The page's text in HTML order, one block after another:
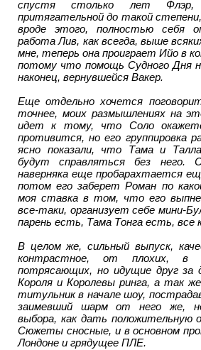
спустя столько лет Флэр,
притягательной до такой
вроде этого, полностью себя
работа Лив, как всегда, выше
мне, теперь она проиграет Ийо в
потому что помощь Судного Дня
наконец, вернувшейся Вакер.
Еще отдельно хочется
точнее, моих размышлениях на
идет к тому, что Соло
противится, но его группировка
ясно показали, что Тама и
будут справляться без него.
наверняка еще пробарахтается
потом его заберет Роман по
моя ставка в том, что его
все-таки, организует себе мини-
парень есть, Тама Тонга есть, все
В целом же, сильный выпуск,
контрастное, от плохих, в
потрясающих, но идущие друг за
Короля и Королевы ринга, а так
титульник в начале шоу,
заимевший шарм от него же,
выбора, как дать положительную
Сюжеты сносные, и в основном
Лондоне и грядущее ПЛЕ.